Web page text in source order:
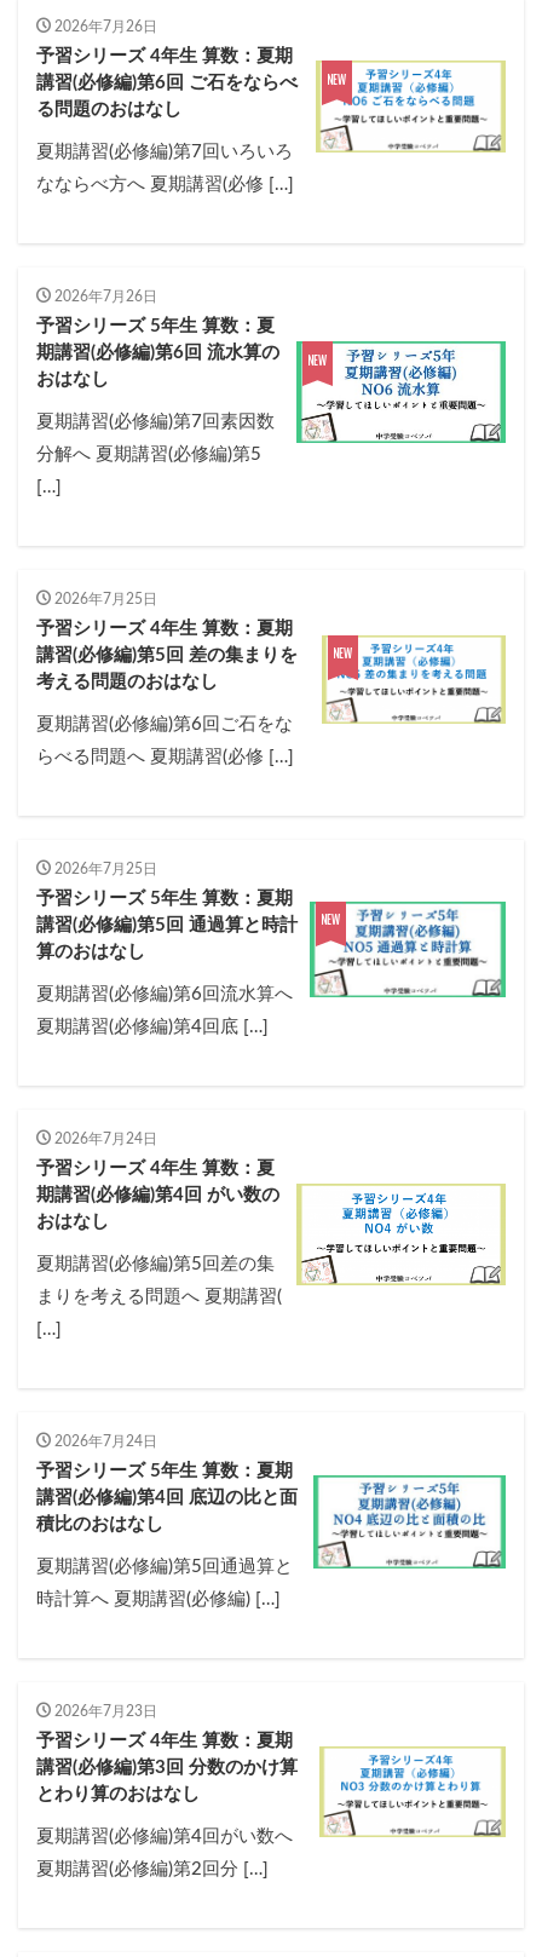
2026年7月26日
予習シリーズ 4年生 算数：夏期
講習(必修編)第6回 ご石をならべ
る問題のおはなし
夏期講習(必修編)第7回いろいろ
なならべ方へ 夏期講習(必修 […]
2026年7月26日
予習シリーズ 5年生 算数：夏
期講習(必修編)第6回 流水算の
おはなし
夏期講習(必修編)第7回素因数
分解へ 夏期講習(必修編)第5
[…]
2026年7月25日
予習シリーズ 4年生 算数：夏期
講習(必修編)第5回 差の集まりを
考える問題のおはなし
夏期講習(必修編)第6回ご石をな
らべる問題へ 夏期講習(必修 […]
2026年7月25日
予習シリーズ 5年生 算数：夏期
講習(必修編)第5回 通過算と時計
算のおはなし
夏期講習(必修編)第6回流水算へ
夏期講習(必修編)第4回底 […]
2026年7月24日
予習シリーズ 4年生 算数：夏
期講習(必修編)第4回 がい数の
おはなし
夏期講習(必修編)第5回差の集
まりを考える問題へ 夏期講習(
[…]
2026年7月24日
予習シリーズ 5年生 算数：夏期
講習(必修編)第4回 底辺の比と面
積比のおはなし
夏期講習(必修編)第5回通過算と
時計算へ 夏期講習(必修編) […]
2026年7月23日
予習シリーズ 4年生 算数：夏期
講習(必修編)第3回 分数のかけ算
とわり算のおはなし
夏期講習(必修編)第4回がい数へ
夏期講習(必修編)第2回分 […]